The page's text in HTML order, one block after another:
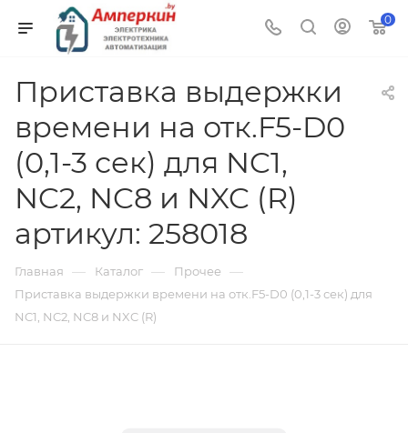
0
Приставка выдержки
времени на отк.F5-D0
(0,1-3 сек) для NC1,
NC2, NC8 и NXC (R)
артикул: 258018
Главная — Каталог — Прочее —
Приставка выдержки времени на отк.F5-D0 (0,1-3 сек) для
NC1, NC2, NC8 и NXC (R)